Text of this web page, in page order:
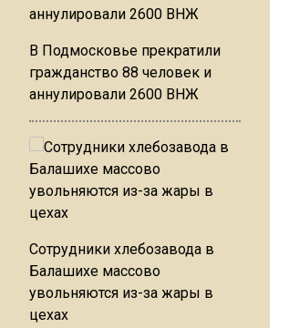
В Подмосковье прекратили
гражданство 88 человек и
аннулировали 2600 ВНЖ
Сотрудники хлебозавода в
Балашихе массово
увольняются из-за жары в
цехах